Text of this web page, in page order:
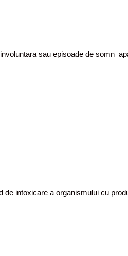
sau episoade de somn
intoxicare a organismului cu